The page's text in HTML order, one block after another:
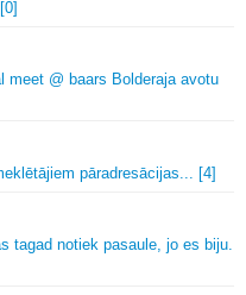
meet @ baars Bolderaja avotu
pāradresācijas... [4]
tagad notiek pasaule, jo es biju.